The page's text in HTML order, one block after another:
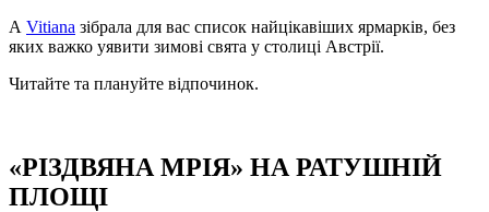
А Vitiana зібрала для вас список найцікавіших ярмарків, без
яких важко уявити зимові свята у столиці Австрії.
Читайте та плануйте відпочинок.
«РІЗДВЯНА МРІЯ» НА РАТУШНІЙ
ПЛОЩІ